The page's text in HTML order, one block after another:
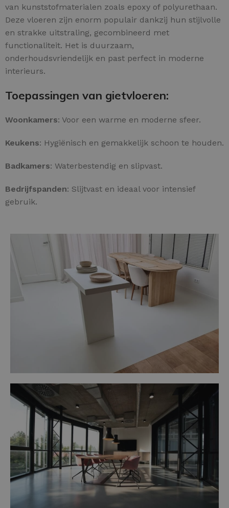
van kunststofmaterialen zoals epoxy of polyurethaan.
Deze vloeren zijn enorm populair dankzij hun stijlvolle
en strakke uitstraling, gecombineerd met
functionaliteit. Het is duurzaam,
onderhoudsvriendelijk en past perfect in moderne
interieurs.
Toepassingen van gietvloeren:
Woonkamers: Voor een warme en moderne sfeer.
Keukens: Hygiënisch en gemakkelijk schoon te houden.
Badkamers: Waterbestendig en slipvast.
Bedrijfspanden: Slijtvast en ideaal voor intensief
gebruik.